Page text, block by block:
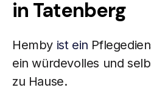
in Tatenberg
Hemby ist ein
ein würdevolles und
zu Hause.